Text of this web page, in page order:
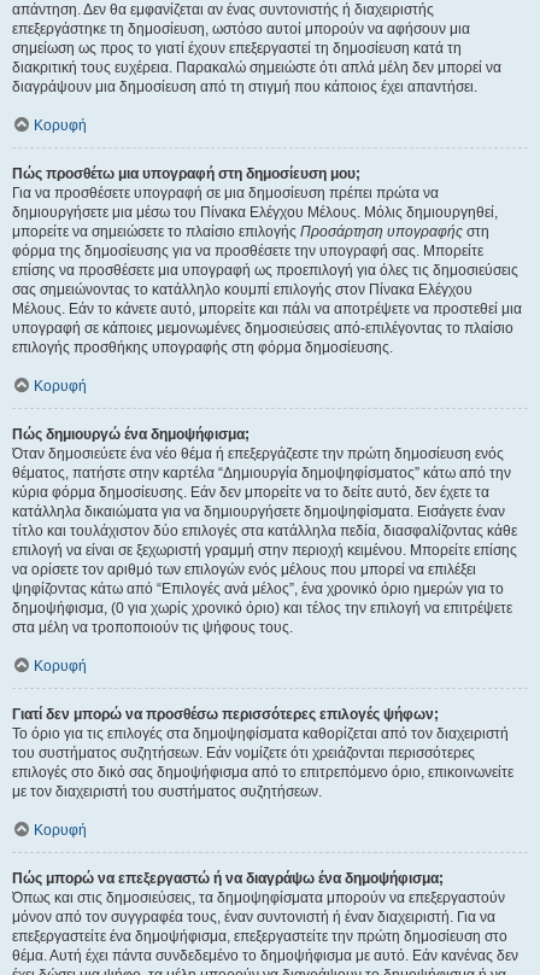
απάντηση. Δεν θα εμφανίζεται αν ένας συντονιστής ή διαχειριστής
επεξεργάστηκε τη δημοσίευση, ωστόσο αυτοί μπορούν να αφήσουν μια
σημείωση ως προς το γιατί έχουν επεξεργαστεί τη δημοσίευση κατά τη
διακριτική τους ευχέρεια. Παρακαλώ σημειώστε ότι απλά μέλη δεν μπορεί να
διαγράψουν μια δημοσίευση από τη στιγμή που κάποιος έχει απαντήσει.
Κορυφή
Πώς προσθέτω μια υπογραφή στη δημοσίευση μου;
Για να προσθέσετε υπογραφή σε μια δημοσίευση πρέπει πρώτα να
δημιουργήσετε μια μέσω του Πίνακα Ελέγχου Μέλους. Μόλις δημιουργηθεί,
μπορείτε να σημειώσετε το πλαίσιο επιλογής Προσάρτηση υπογραφής στη
φόρμα της δημοσίευσης για να προσθέσετε την υπογραφή σας. Μπορείτε
επίσης να προσθέσετε μια υπογραφή ως προεπιλογή για όλες τις δημοσιεύσεις
σας σημειώνοντας το κατάλληλο κουμπί επιλογής στον Πίνακα Ελέγχου
Μέλους. Εάν το κάνετε αυτό, μπορείτε και πάλι να αποτρέψετε να προστεθεί μια
υπογραφή σε κάποιες μεμονωμένες δημοσιεύσεις από-επιλέγοντας το πλαίσιο
επιλογής προσθήκης υπογραφής στη φόρμα δημοσίευσης.
Κορυφή
Πώς δημιουργώ ένα δημοψήφισμα;
Όταν δημοσιεύετε ένα νέο θέμα ή επεξεργάζεστε την πρώτη δημοσίευση ενός
θέματος, πατήστε στην καρτέλα “Δημιουργία δημοψηφίσματος” κάτω από την
κύρια φόρμα δημοσίευσης. Εάν δεν μπορείτε να το δείτε αυτό, δεν έχετε τα
κατάλληλα δικαιώματα για να δημιουργήσετε δημοψηφίσματα. Εισάγετε έναν
τίτλο και τουλάχιστον δύο επιλογές στα κατάλληλα πεδία, διασφαλίζοντας κάθε
επιλογή να είναι σε ξεχωριστή γραμμή στην περιοχή κειμένου. Μπορείτε επίσης
να ορίσετε τον αριθμό των επιλογών ενός μέλους που μπορεί να επιλέξει
ψηφίζοντας κάτω από “Επιλογές ανά μέλος”, ένα χρονικό όριο ημερών για το
δημοψήφισμα, (0 για χωρίς χρονικό όριο) και τέλος την επιλογή να επιτρέψετε
στα μέλη να τροποποιούν τις ψήφους τους.
Κορυφή
Γιατί δεν μπορώ να προσθέσω περισσότερες επιλογές ψήφων;
Το όριο για τις επιλογές στα δημοψηφίσματα καθορίζεται από τον διαχειριστή
του συστήματος συζητήσεων. Εάν νομίζετε ότι χρειάζονται περισσότερες
επιλογές στο δικό σας δημοψήφισμα από το επιτρεπόμενο όριο, επικοινωνείτε
με τον διαχειριστή του συστήματος συζητήσεων.
Κορυφή
Πώς μπορώ να επεξεργαστώ ή να διαγράψω ένα δημοψήφισμα;
Όπως και στις δημοσιεύσεις, τα δημοψηφίσματα μπορούν να επεξεργαστούν
μόνον από τον συγγραφέα τους, έναν συντονιστή ή έναν διαχειριστή. Για να
επεξεργαστείτε ένα δημοψήφισμα, επεξεργαστείτε την πρώτη δημοσίευση στο
θέμα. Αυτή έχει πάντα συνδεδεμένο το δημοψήφισμα με αυτό. Εάν κανένας δεν